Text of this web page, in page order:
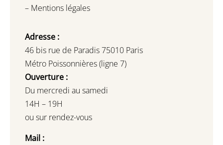
– Mentions légales
Adresse :
46 bis rue de Paradis 75010 Paris
Métro Poissonnières (ligne 7)
Ouverture :
Du mercredi au samedi
14H – 19H
ou sur rendez-vous
Mail :